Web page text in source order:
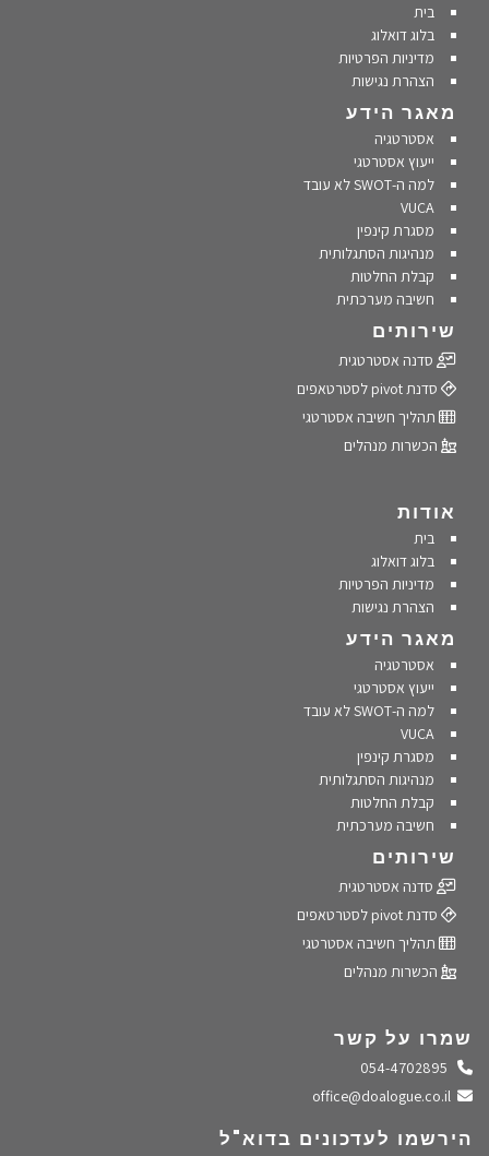
בית
בלוג דואלוג
מדיניות הפרטיות
הצהרת נגישות
מאגר הידע
אסטרטגיה
ייעוץ אסטרטגי
למה ה-SWOT לא עובד
VUCA
מסגרת קינפין
מנהיגות הסתגלותית
קבלת החלטות
חשיבה מערכתית
שירותים
סדנה אסטרטגית
סדנת pivot לסטרטאפים
תהליך חשיבה אסטרטגי
הכשרות מנהלים
אודות
בית
בלוג דואלוג
מדיניות הפרטיות
הצהרת נגישות
מאגר הידע
אסטרטגיה
ייעוץ אסטרטגי
למה ה-SWOT לא עובד
VUCA
מסגרת קינפין
מנהיגות הסתגלותית
קבלת החלטות
חשיבה מערכתית
שירותים
סדנה אסטרטגית
סדנת pivot לסטרטאפים
תהליך חשיבה אסטרטגי
הכשרות מנהלים
שמרו על קשר
התקשרו אלינו
שלחו מייל
הירשמו לעדכונים בדוא"ל